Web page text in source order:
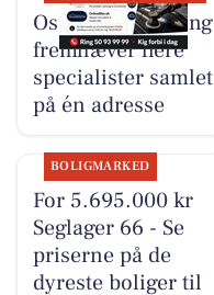
Oscar Biludlejning
fremhæver flere
specialister samlet
på én adresse
BOLIGMARKED
For 5.695.000 kr
Seglager 66 - Se
priserne på de
dyreste boliger til